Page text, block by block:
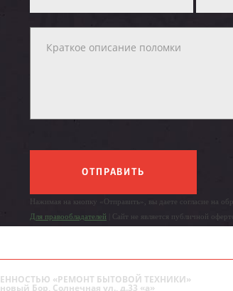
ОТПРАВИТЬ
Нажимая на кнопку «Отправить», вы даете согласие на
Для правообладателей | Сайт не является публичной
«РЕМОНТ БЫТОВОЙ ТЕХНИКИ»
Бор, Солнечная ул., д.33 «а»